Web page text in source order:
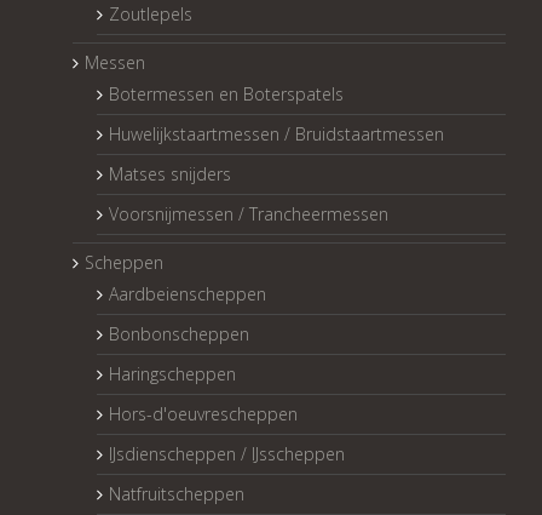
Zoutlepels
Messen
Botermessen en Boterspatels
Huwelijkstaartmessen / Bruidstaartmessen
Matses snijders
Voorsnijmessen / Trancheermessen
Scheppen
Aardbeienscheppen
Bonbonscheppen
Haringscheppen
Hors-d'oeuvrescheppen
IJsdienscheppen / IJsscheppen
Natfruitscheppen